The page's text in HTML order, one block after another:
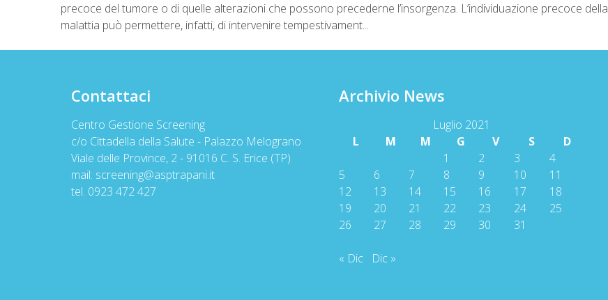
precoce del tumore o di quelle alterazioni che possono precederne l’insorgenza. L’individuazione precoce della
malattia può permettere, infatti, di intervenire tempestivament...
Contattaci
Centro Gestione Screening
c/o Cittadella della Salute - Palazzo Melograno
Viale delle Province, 2 - 91016 C. S. Erice (TP)
mail: screening@asptrapani.it
tel. 0923 472 427
Archivio News
Luglio 2021
L
M M G V S
D
1
2 3
4
5
6 7 8 9 10
11
12
13 14 15 16 17
18
19
20 21 22 23 24
25
26
27 28 29 30 31
« Dic Dic »